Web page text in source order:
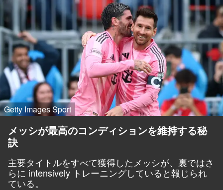
Getty Images Sport
メッシが最高のコンディションを維持する秘
訣
主要タイトルをすべて獲得したメッシが、裏ではさ
らに intensively トレーニングしていると報じられ
ている。